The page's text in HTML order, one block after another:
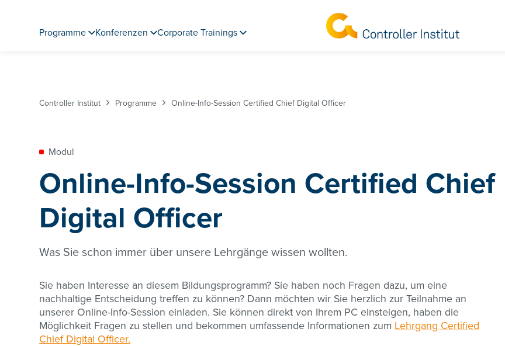
Programme Konferenzen Corporate Trainings
Controller Institut Programme Online-Info-Session Certified Chief Digital Officer
Modul
Online-Info-Session Certified Chief
Digital Officer
Was Sie schon immer über unsere Lehrgänge wissen wollten.
Sie haben Interesse an diesem Bildungsprogramm? Sie haben noch Fragen dazu, um eine
nachhaltige Entscheidung treffen zu können? Dann möchten wir Sie herzlich zur Teilnahme an
unserer Online-Info-Session einladen. Sie können direkt von Ihrem PC einsteigen, haben die
Möglichkeit Fragen zu stellen und bekommen umfassende Informationen zum Lehrgang Certified
Chief Digital Officer.